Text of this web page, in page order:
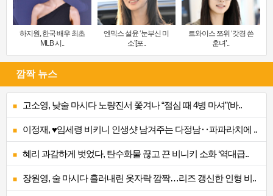
하지원, 한국 배우 최초
MLB 시..
엔믹스 설윤 ‘눈부신 미
소’[포..
트와이스 쯔위 ‘갓경 쓴
훈녀’..
깜짝 뉴스
고소영, 낮술 마시다 노량진서 쫓겨나 “점심 때 4병 마셔”(바..
이정재, ♥임세령 비키니 인생샷 남겨주는 다정남‥파파라치에 ..
혜리 과감하게 벗었다, 탄수화물 끊고 끈 비니키 소화 ‘역대급..
장원영, 술 마시다 흘러내린 옷자락 깜짝…리즈 갱신한 인형 비..